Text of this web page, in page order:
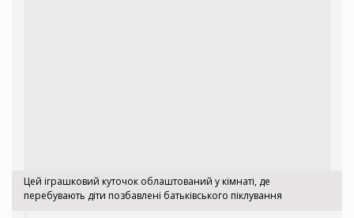
Цей іграшковий куточок облаштований у кімнаті, де
перебувають діти позбавлені батьківського піклування